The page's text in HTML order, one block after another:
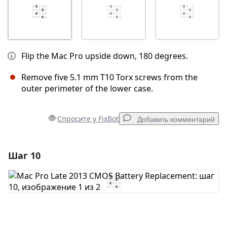
Flip the Mac Pro upside down, 180 degrees.
Remove five 5.1 mm T10 Torx screws from the
outer perimeter of the lower case.
Спросите у FixBot Добавить комментарий
Добавить комментарий
Шаг 10